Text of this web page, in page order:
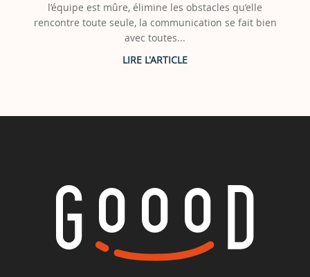
l’équipe est mûre, élimine les obstacles qu’elle
rencontre toute seule, la communication se fait bien
avec toutes...